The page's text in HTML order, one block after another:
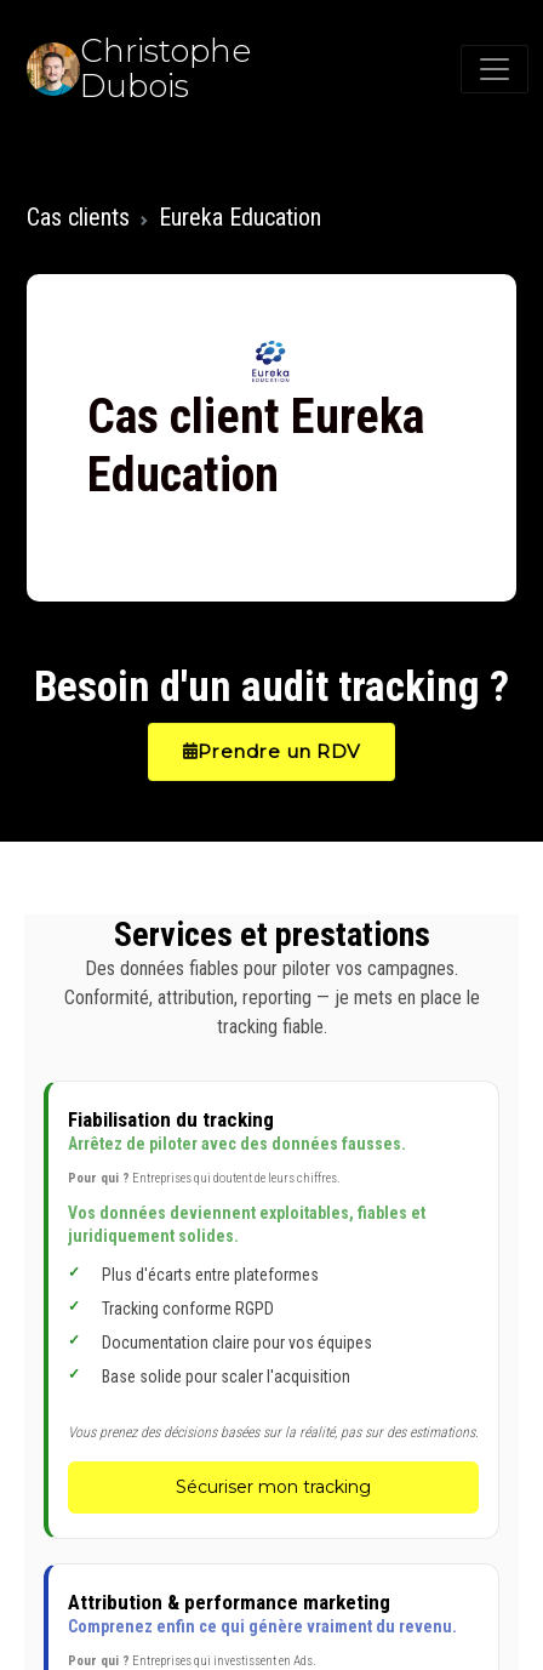
Christophe
Dubois
Cas clients Eureka Education
Cas client Eureka
Education
Besoin d'un audit tracking ?
Prendre un RDV
Services et prestations
Des données fiables pour piloter vos campagnes.
Conformité, attribution, reporting — je mets en place le
tracking fiable.
Fiabilisation du tracking
Arrêtez de piloter avec des données fausses.
Pour qui ? Entreprises qui doutent de leurs chiffres.
Vos données deviennent exploitables, fiables et
juridiquement solides.
Plus d'écarts entre plateformes
Tracking conforme RGPD
Documentation claire pour vos équipes
Base solide pour scaler l'acquisition
Vous prenez des décisions basées sur la réalité, pas sur des estimations.
Sécuriser mon tracking
Attribution & performance marketing
Comprenez enfin ce qui génère vraiment du revenu.
Pour qui ? Entreprises qui investissent en Ads.